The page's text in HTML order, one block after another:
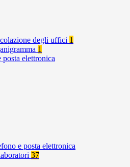
degli uffici 1
1
posta elettronica
e posta elettronica
37